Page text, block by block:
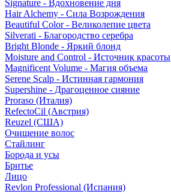
Signature - Вдохновение дня
Hair Alchemy - Сила Возрождения
Beautiful Color - Великолепие цвета
Silverati - Благородство серебра
Bright Blonde - Яркий блонд
Moisture and Control - Источник красоты
Magnificent Volume - Магия объема
Serene Scalp - Истинная гармония
Supershine - Драгоценное сияние
Proraso (Италия)
RefectoCil (Австрия)
Reuzel (США)
Очищение волос
Стайлинг
Борода и усы
Бритье
Лицо
Revlon Professional (Испания)